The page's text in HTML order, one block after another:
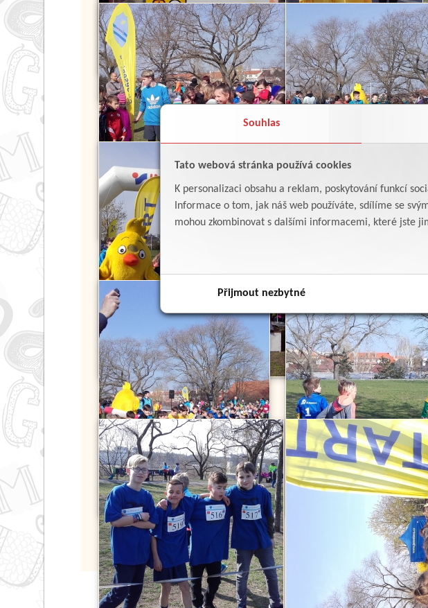
Souhlas
Tato webová stránka používá cookies
K personalizaci obsahu a reklam, poskytování funkcí
Informace o tom, jak náš web používáte, sdílíme se
mohou zkombinovat s dalšími informacemi, které jste
Přijmout nezbytné